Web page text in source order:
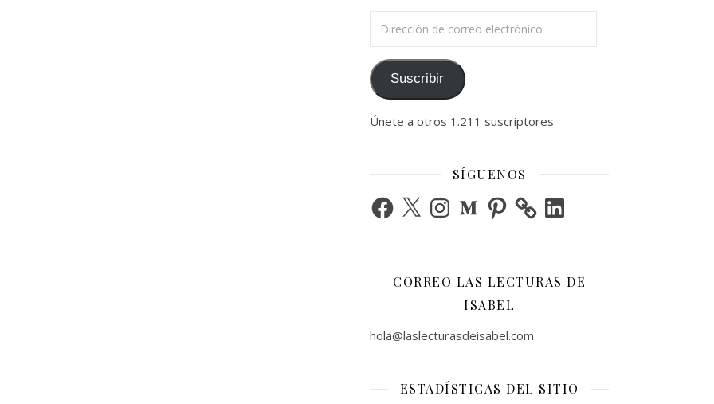
Suscribir
Únete a otros 1.211 suscriptores
SÍGUENOS
Facebook
X InstagramMediumPinterest LinkedIn
CORREO LAS LECTURAS DE
ISABEL
hola@laslecturasdeisabel.com
ESTADÍSTICAS DEL SITIO